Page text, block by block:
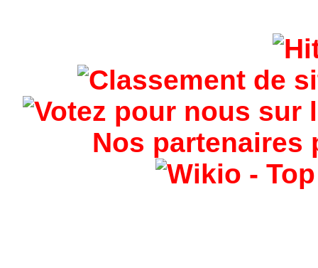
Nos partenaires